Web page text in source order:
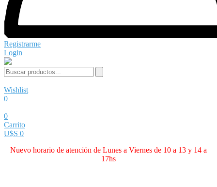
Registrarme
Login
Wishlist
0
0
Carrito
U$S 0
Nuevo horario de atención de Lunes a Viernes de 10 a 13 y 14 a
17hs